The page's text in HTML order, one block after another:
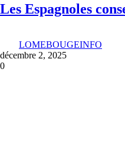
Les Espagnoles
LOMEBOUGEINFO
décembre 2, 2025
0